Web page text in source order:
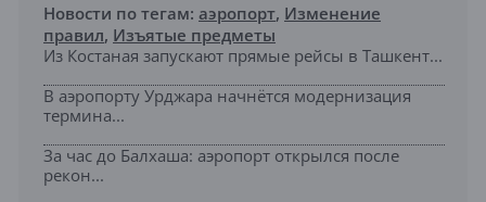
Новости по тегам: аэропорт, Изменение
правил, Изъятые предметы
Из Костаная запускают прямые рейсы в Ташкент...
В аэропорту Урджара начнётся модернизация
термина...
За час до Балхаша: аэропорт открылся после
рекон...